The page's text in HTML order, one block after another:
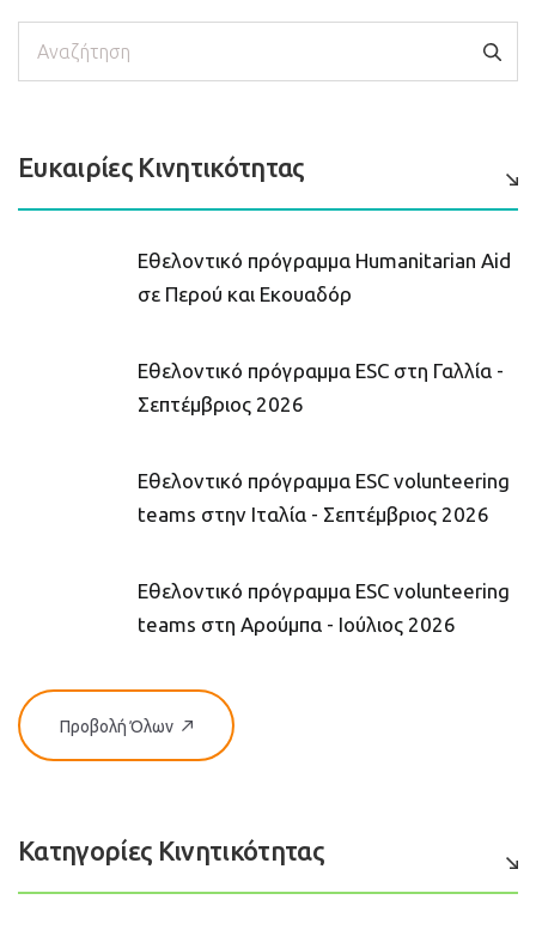
Ευκαιρίες Κινητικότητας
Εθελοντικό πρόγραμμα Humanitarian Aid
σε Περού και Εκουαδόρ
Εθελοντικό πρόγραμμα ESC στη Γαλλία -
Σεπτέμβριος 2026
Εθελοντικό πρόγραμμα ESC volunteering
teams στην Ιταλία - Σεπτέμβριος 2026
Εθελοντικό πρόγραμμα ESC volunteering
teams στη Αρούμπα - Ιούλιος 2026
Προβολή Όλων
Κατηγορίες Κινητικότητας